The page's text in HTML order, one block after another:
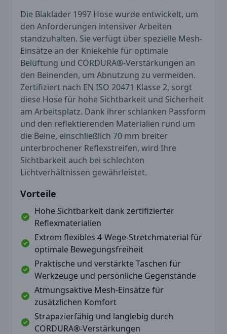
Die Blaklader 1997 Hose wurde entwickelt, um
den Anforderungen intensiver Arbeiten
standzuhalten. Sie verfügt über spezielle Mesh-
Einsätze an der Kniekehle für optimale
Belüftung und CORDURA®-Verstärkungen an
den Beinenden, um Abnutzung zu vermeiden.
Zertifiziert nach EN ISO 20471 Klasse 2, sorgt
diese Hose für hohe Sichtbarkeit und Sicherheit
am Arbeitsplatz. Dank ihrer schlanken Passform
und den reflektierenden Materialien rund um
die Beine, einschließlich 70 mm breiter
unterbrochener Reflexstreifen, wird Ihre
Sichtbarkeit auch bei schlechten
Lichtverhältnissen gewährleistet.
Vorteile
Hohe Sichtbarkeit dank zertifizierter
Reflexmaterialien
Extrem flexibles 4-Wege-Stretchmaterial für
optimale Bewegungsfreiheit
Praktische und verstärkte Taschen für
Werkzeuge und persönliche Gegenstände
Atmungsaktive Mesh-Einsätze für
zusätzlichen Komfort
Strapazierfähig und langlebig durch
CORDURA®-Verstärkungen